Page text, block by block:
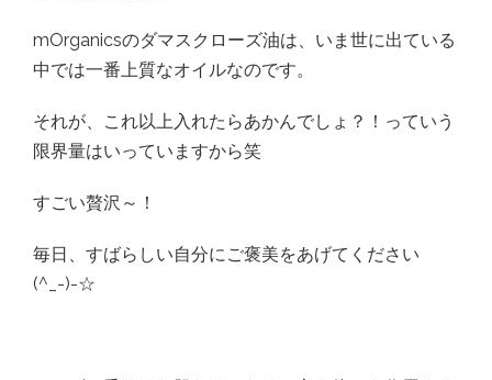
mOrganicsのダマスクローズ油は、いま世に出ている
中では一番上質なオイルなのです。
それが、これ以上入れたらあかんでしょ？！っていう
限界量はいっていますから笑
すごい贅沢～！
毎日、すばらしい自分にご褒美をあげてください
(^_-)-☆